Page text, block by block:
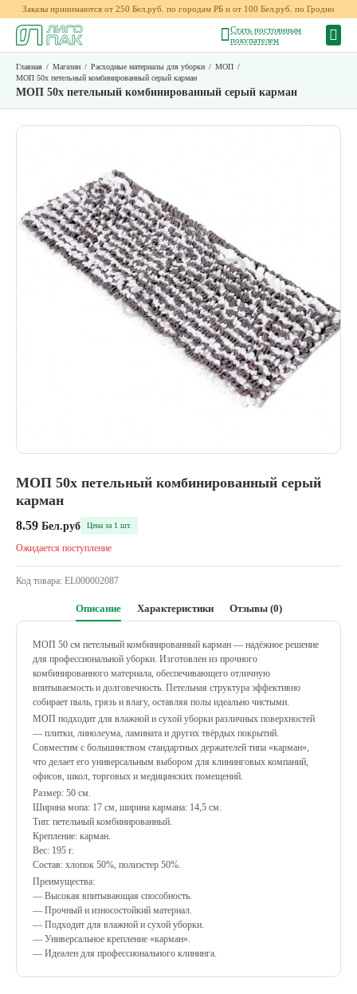
Заказы принимаются от 250 Бел.руб. по городам РБ и от 100 Бел.руб. по Гродно
Стать постоянным
покупателем
Главная / Магазин / Расходные материалы для уборки / МОП /
МОП 50х петельный комбинированный серый карман
МОП 50х петельный комбинированный серый карман
МОП 50х петельный комбинированный серый
карман
8.59 Бел.руб Цена за 1 шт.
Ожидается поступление
Код товара: EL000002087
Описание Характеристики Отзывы (0)
МОП 50 см петельный комбинированный карман — надёжное решение
для профессиональной уборки. Изготовлен из прочного
комбинированного материала, обеспечивающего отличную
впитываемость и долговечность. Петельная структура эффективно
собирает пыль, грязь и влагу, оставляя полы идеально чистыми.
МОП подходит для влажной и сухой уборки различных поверхностей
— плитки, линолеума, ламината и других твёрдых покрытий.
Совместим с большинством стандартных держателей типа «карман»,
что делает его универсальным выбором для клининговых компаний,
офисов, школ, торговых и медицинских помещений.
Размер: 50 см.
Ширина мопа: 17 см, ширина кармана: 14,5 см.
Тип: петельный комбинированный.
Крепление: карман.
Вес: 195 г.
Состав: хлопок 50%, полиэстер 50%.
Преимущества:
— Высокая впитывающая способность.
— Прочный и износостойкий материал.
— Подходит для влажной и сухой уборки.
— Универсальное крепление «карман».
— Идеален для профессионального клининга.